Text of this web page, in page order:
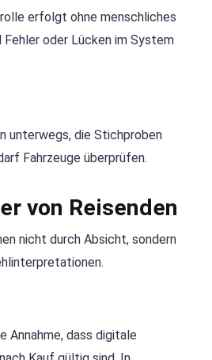
erfolgt ohne menschliches
Fehler oder Lücken im System
unterwegs, die Stichproben
Fahrzeuge überprüfen.
von Reisenden
nicht durch Absicht, sondern
Annahme, dass digitale